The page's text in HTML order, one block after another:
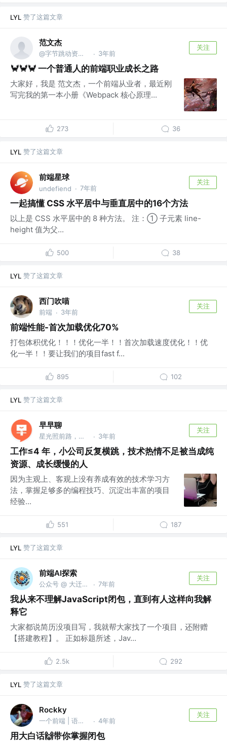
LYL 赞了这篇文章
范文杰
@字节跳动资深前端工程师 · 3年前
关注
🦀🦀🦀 一个普通人的前端职业成长之路
大家好，我是 范文杰，一个前端从业者，最近刚
写完我的第一本小册《Webpack 核心原理...
273 36
LYL 赞了这篇文章
前端星球
undefiend · 7年前
关注
一起搞懂 CSS 水平居中与垂直居中的16个方法
以上是 CSS 水平居中的 8 种方法。 注：① 子元素 line-
height 值为父...
500 38
LYL 赞了这篇文章
西门吹喵
前端 · 3年前
关注
前端性能-首次加载优化70%
打包体积优化！！！优化一半！！首次加载速度优化！！优
化一半！！要让我们的项目fast f...
895 102
LYL 赞了这篇文章
早早聊
星光照前路，菜鸟先飞 @早早聊 · 3年前
关注
工作≤4 年，小公司反复横跳，技术热情不足被当成纯
资源、成长缓慢的人
因为主观上、客观上没有养成有效的技术学习方
法，掌握足够多的编程技巧、沉淀出丰富的项目
经验...
551 187
LYL 赞了这篇文章
前端AI探索
公众号 @ 大迁世界 · 7年前
关注
我从来不理解JavaScript闭包，直到有人这样向我解
释它
大家都说简历没项目写，我就帮大家找了一个项目，还附赠
【搭建教程】。 正如标题所述，Jav...
2.5k 292
LYL 赞了这篇文章
Rockky
一个前端 | 语雀@Rockky · 4年前
关注
用大白话🙌带你掌握闭包